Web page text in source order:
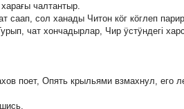
чалтантыр.
сол ханады Читон кӧг кӧглеп
чат хончадырлар, Чир ÿстÿндегi
поет, Опять крыльями взмахнул, его